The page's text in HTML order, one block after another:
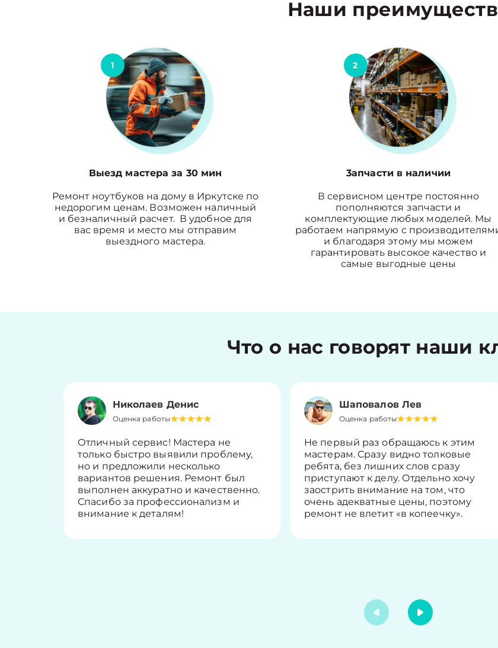
Наши
1
Выезд мастера за 30 мин
Ремонт ноутбуков на дому в Иркутске по
недорогим ценам. Возможен наличный
и безналичный расчет. В удобное для
вас время и место мы отправим
выездного мастера.
2
3апчасти в наличии
В сервисном центре постоянно
пополняются запчасти и
комплектующие любых моделей. Мы
работаем напрямую с
и благодаря этому мы можем
гарантировать высокое качество и
самые выгодные цены
Что о нас говорят наши
Николаев Денис
Оценка работы
Отличный сервис! Мастера не
только быстро выявили проблему,
но и предложили несколько
вариантов решения. Ремонт был
выполнен аккуратно и качественно.
Спасибо за профессионализм и
внимание к деталям!
Шаповалов Лев
Оценка работы
Не первый раз обращаюсь к этим
мастерам. Сразу видно толковые
ребята, без лишних слов сразу
приступают к делу. Отдельно хочу
заострить внимание на том, что
очень адекватные цены, поэтому
ремонт не влетит «в копеечку».